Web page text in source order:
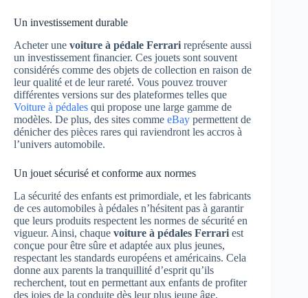
Un investissement durable
Acheter une voiture à pédale Ferrari représente aussi
un investissement financier. Ces jouets sont souvent
considérés comme des objets de collection en raison de
leur qualité et de leur rareté. Vous pouvez trouver
différentes versions sur des plateformes telles que
Voiture à pédales qui propose une large gamme de
modèles. De plus, des sites comme eBay permettent de
dénicher des pièces rares qui raviendront les accros à
l’univers automobile.
Un jouet sécurisé et conforme aux normes
La sécurité des enfants est primordiale, et les fabricants
de ces automobiles à pédales n’hésitent pas à garantir
que leurs produits respectent les normes de sécurité en
vigueur. Ainsi, chaque voiture à pédales Ferrari est
conçue pour être sûre et adaptée aux plus jeunes,
respectant les standards européens et américains. Cela
donne aux parents la tranquillité d’esprit qu’ils
recherchent, tout en permettant aux enfants de profiter
des joies de la conduite dès leur plus jeune âge.